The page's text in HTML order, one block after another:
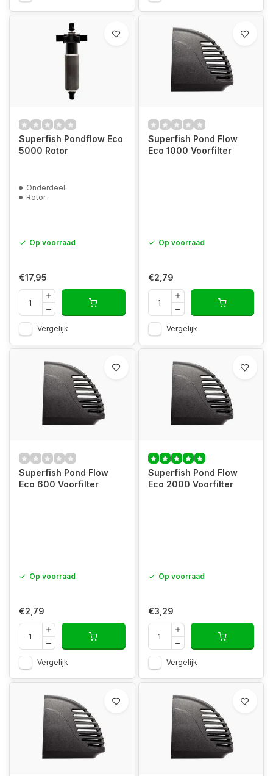
Superfish Pondflow Eco
5000 Rotor
Onderdeel:
Rotor
Op voorraad
€17,95
Vergelijk
Superfish Pond Flow
Eco 1000 Voorfilter
Op voorraad
€2,79
Vergelijk
Superfish Pond Flow
Eco 600 Voorfilter
Op voorraad
€2,79
Vergelijk
Superfish Pond Flow
Eco 2000 Voorfilter
Op voorraad
€3,29
Vergelijk